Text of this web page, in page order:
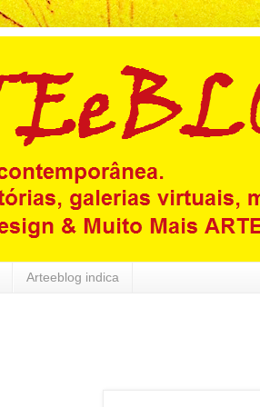
Arteeblog indica